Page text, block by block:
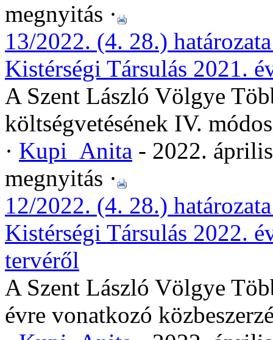
megnyitás ·
13/2022. (4. 28.)
Kistérségi Társulás 2021.
A Szent László Völgye
költségvetésének IV.
· Kupi_Anita - 2022.
megnyitás ·
12/2022. (4. 28.)
Kistérségi Társulás 2022.
tervéről
A Szent László Völgye
évre vonatkozó